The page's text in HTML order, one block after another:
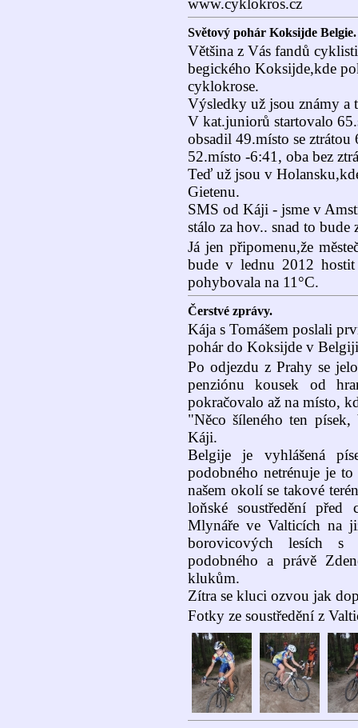
www.cyklokros.cz
Světový pohár Koksijde Belgie.
Většina z Vás fandů
begického Koksijde,kde
cyklokrose.
Výsledky už jsou známy a
V kat.juniorů startovalo
obsadil 49.místo se
52.místo -6:41, oba bez
Teď už jsou v
Gietenu.
SMS od Káji - jsme v
stálo za hov.. snad to bude
Já jen připomenu,že
bude v lednu 2012 hostit
pohybovala na 11°C.
Čerstvé zprávy.
Kája s Tomášem poslali
pohár do Koksijde v
Po odjezdu z Prahy se
penziónu kousek od
pokračovalo až na místo,
"Něco šíleného ten
Káji.
Belgije je vyhlášená
podobného netrénuje je
našem okolí se takové
loňské soustředění před
Mlynáře ve Valticích na
borovicových lesích s
podobného a právě
klukům.
Zítra se kluci ozvou jak
Fotky ze soustředění z